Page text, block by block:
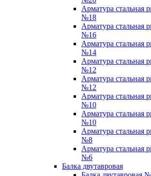
Арматура стальная
№18
Арматура стальная
№16
Арматура стальная
№14
Арматура стальная
№12
Арматура стальная
№12
Арматура стальная
№10
Арматура стальная
№10
Арматура стальная
№8
Арматура стальная
№6
Балка двутавровая